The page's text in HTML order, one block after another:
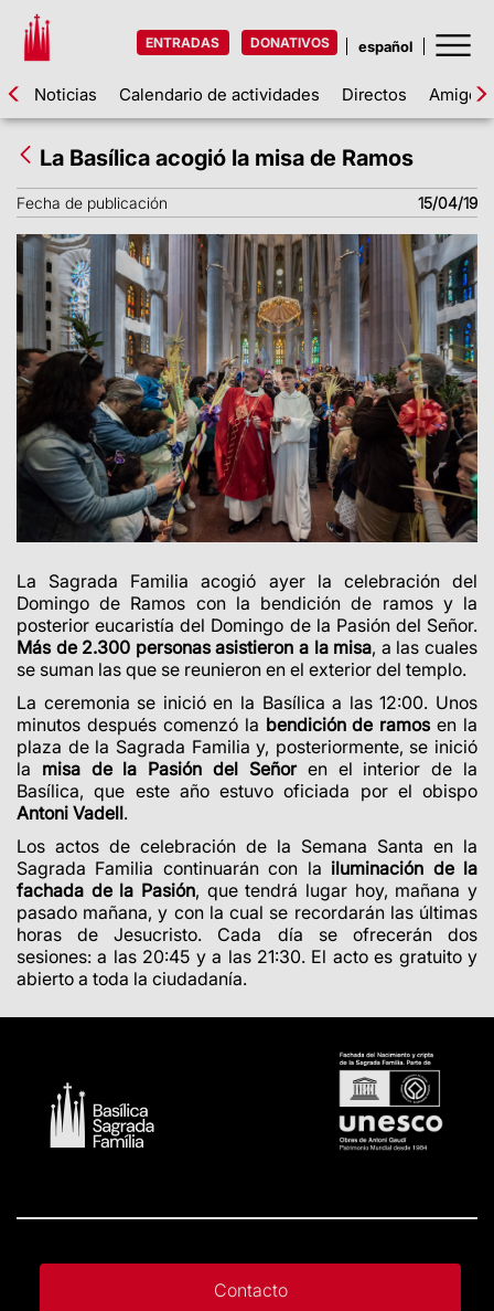
ENTRADAS DONATIVOS
Noticias Calendario de actividades Directos Amigos
La Basílica acogió la misa de Ramos
Fecha de publicación 15/04/19
La Sagrada Familia acogió ayer la celebración del
Domingo de Ramos con la bendición de ramos y la
posterior eucaristía del Domingo de la Pasión del Señor.
Más de 2.300 personas asistieron a la misa, a las cuales
se suman las que se reunieron en el exterior del templo.
La ceremonia se inició en la Basílica a las 12:00. Unos
minutos después comenzó la bendición de ramosen la
plaza de la Sagrada Familia y, posteriormente, se inició
la misa de la Pasión del Señoren el interior de la
Basílica, que este año estuvo oficiada por el obispo
Antoni Vadell.
Los actos de celebración de la Semana Santa en la
Sagrada Familia continuarán con la iluminación de la
fachada de la Pasión, que tendrá lugar hoy, mañana y
pasado mañana, y con la cual se recordarán las últimas
horas de Jesucristo. Cada día se ofrecerán dos
sesiones: a las 20:45 y a las 21:30. El acto es gratuito y
abierto a toda la ciudadanía.
Contacto